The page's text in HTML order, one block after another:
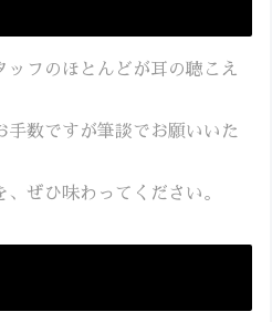
ッフのほとんどが耳の聴こえ
手数ですが筆談でお願いいた
ぜひ味わってください。